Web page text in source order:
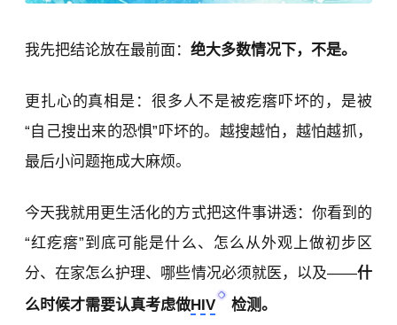
我先把结论放在最前面： 绝大多数情况下，不是。
更扎心的真相是：很多人不是被疙瘩吓坏的，是被
“自己搜出来的恐惧”吓坏的。越搜越怕，越怕越抓，
最后小问题拖成大麻烦。
今天我就用更生活化的方式把这件事讲透：你看到的
“红疙瘩”到底可能是什么、怎么从外观上做初步区
分、在家怎么护理、哪些情况必须就医，以及——什
么时候才需要认真考虑做HIV 检测。